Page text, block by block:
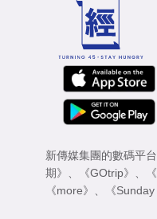
新傳媒集團的數碼平
期》 、 《GOtrip》 、
《more》 、 《